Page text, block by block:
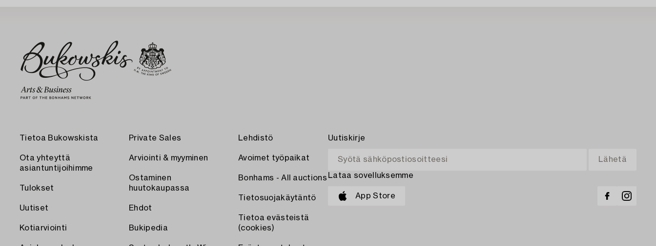
Tietoa Bukowskista
Ota yhteyttä
asiantuntijoihimme
Tulokset
Uutiset
Kotiarviointi
Private Sales
Arviointi & myyminen
Ostaminen
huutokaupassa
Ehdot
Bukipedia
Lehdistö
Avoimet työpaikat
Bonhams - All auctions
Tietosuojakäytäntö
Tietoa evästeistä
(cookies)
Uutiskirje
Lataa sovelluksemme
App Store